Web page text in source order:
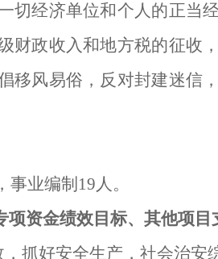
经济单位和个人的正当
财政收入和地方税的征收
移风易俗，反对封建迷信
事业编制 19人。
资金绩效目标、其他项
抓好安全生产，社会治安